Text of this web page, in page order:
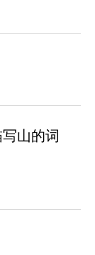
山的词